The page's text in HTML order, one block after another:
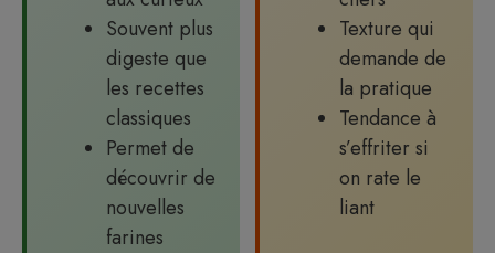
Souvent plus
digeste que
les recettes
classiques
Permet de
découvrir de
nouvelles
farines
Texture qui
demande de
la pratique
Tendance à
s’effriter si
on rate le
liant